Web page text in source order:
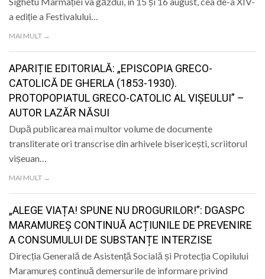
a ediție a Festivalului…
MAI MULT →
APARIȚIE EDITORIALĂ: „EPISCOPIA GRECO-
CATOLICĂ DE GHERLA (1853-1930).
PROTOPOPIATUL GRECO-CATOLIC AL VIȘEULUI” –
AUTOR LAZĂR NĂSUI
După publicarea mai multor volume de documente
transliterate ori transcrise din arhivele bisericești, scriitorul
vișeuan…
MAI MULT →
„ALEGE VIAȚA! SPUNE NU DROGURILOR!”: DGASPC
MARAMUREȘ CONTINUĂ ACȚIUNILE DE PREVENIRE
A CONSUMULUI DE SUBSTANȚE INTERZISE
Direcția Generală de Asistență Socială și Protecția Copilului
Maramureș continuă demersurile de informare privind